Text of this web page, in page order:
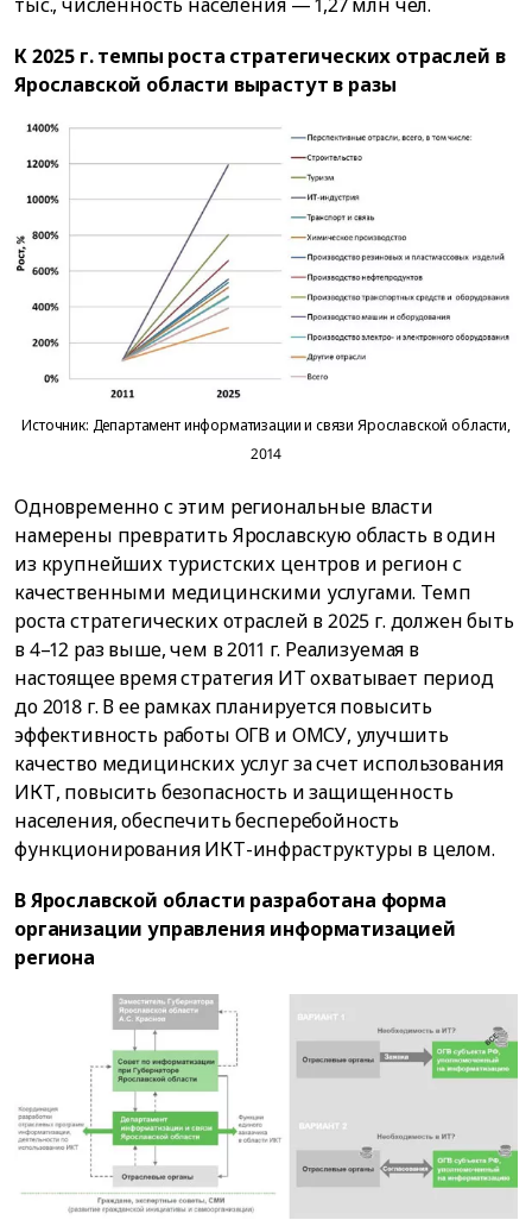
К 2025 г. темпы роста стратегических отраслей в
Ярославской области вырастут в разы
Источник: Департамент информатизации и связи Ярославской области,
2014
Одновременно с этим региональные власти
намерены превратить Ярославскую область в один
из крупнейших туристских центров и регион с
качественными медицинскими услугами. Темп
роста стратегических отраслей в 2025 г. должен быть
в 4–12 раз выше, чем в 2011 г. Реализуемая в
настоящее время стратегия ИТ охватывает период
до 2018 г. В ее рамках планируется повысить
эффективность работы ОГВ и ОМСУ, улучшить
качество медицинских услуг за счет использования
ИКТ, повысить безопасность и защищенность
населения, обеспечить бесперебойность
функционирования ИКТ-инфраструктуры в целом.
В Ярославской области разработана форма
организации управления информатизацией
региона